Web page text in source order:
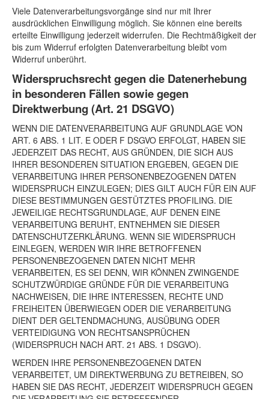
Viele Datenverarbeitungsvorgänge sind nur mit Ihrer
ausdrücklichen Einwilligung möglich. Sie können eine bereits
erteilte Einwilligung jederzeit widerrufen. Die Rechtmäßigkeit der
bis zum Widerruf erfolgten Datenverarbeitung bleibt vom
Widerruf unberührt.
Widerspruchsrecht gegen die Datenerhebung
in besonderen Fällen sowie gegen
Direktwerbung (Art. 21 DSGVO)
WENN DIE DATENVERARBEITUNG AUF GRUNDLAGE VON
ART. 6 ABS. 1 LIT. E ODER F DSGVO ERFOLGT, HABEN SIE
JEDERZEIT DAS RECHT, AUS GRÜNDEN, DIE SICH AUS
IHRER BESONDEREN SITUATION ERGEBEN, GEGEN DIE
VERARBEITUNG IHRER PERSONENBEZOGENEN DATEN
WIDERSPRUCH EINZULEGEN; DIES GILT AUCH FÜR EIN AUF
DIESE BESTIMMUNGEN GESTÜTZTES PROFILING. DIE
JEWEILIGE RECHTSGRUNDLAGE, AUF DENEN EINE
VERARBEITUNG BERUHT, ENTNEHMEN SIE DIESER
DATENSCHUTZERKLÄRUNG. WENN SIE WIDERSPRUCH
EINLEGEN, WERDEN WIR IHRE BETROFFENEN
PERSONENBEZOGENEN DATEN NICHT MEHR
VERARBEITEN, ES SEI DENN, WIR KÖNNEN ZWINGENDE
SCHUTZWÜRDIGE GRÜNDE FÜR DIE VERARBEITUNG
NACHWEISEN, DIE IHRE INTERESSEN, RECHTE UND
FREIHEITEN ÜBERWIEGEN ODER DIE VERARBEITUNG
DIENT DER GELTENDMACHUNG, AUSÜBUNG ODER
VERTEIDIGUNG VON RECHTSANSPRÜCHEN
(WIDERSPRUCH NACH ART. 21 ABS. 1 DSGVO).
WERDEN IHRE PERSONENBEZOGENEN DATEN
VERARBEITET, UM DIREKTWERBUNG ZU BETREIBEN, SO
HABEN SIE DAS RECHT, JEDERZEIT WIDERSPRUCH GEGEN